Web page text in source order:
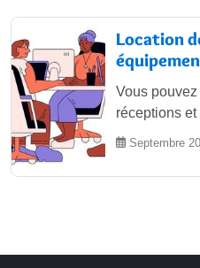
articles rubrique
Location
Vous
réceptions
Septembre